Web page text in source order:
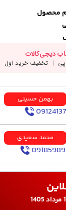
محصول
بهمن حسینی
محمد سعیدی